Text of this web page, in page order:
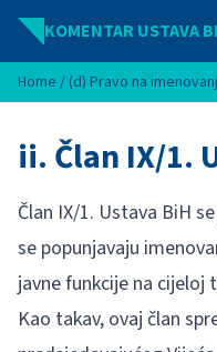
Idi na sadržaj
KOMENTAR USTAVA
Home / (d) Pravo na
ii. Član IX/1.
Član IX/1. Ustava BiH
se popunjavaju
javne funkcije na
Kao takav, ovaj član